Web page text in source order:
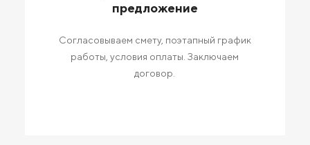
предложение
Согласовываем смету, поэтапный график
работы, условия оплаты. Заключаем
договор.